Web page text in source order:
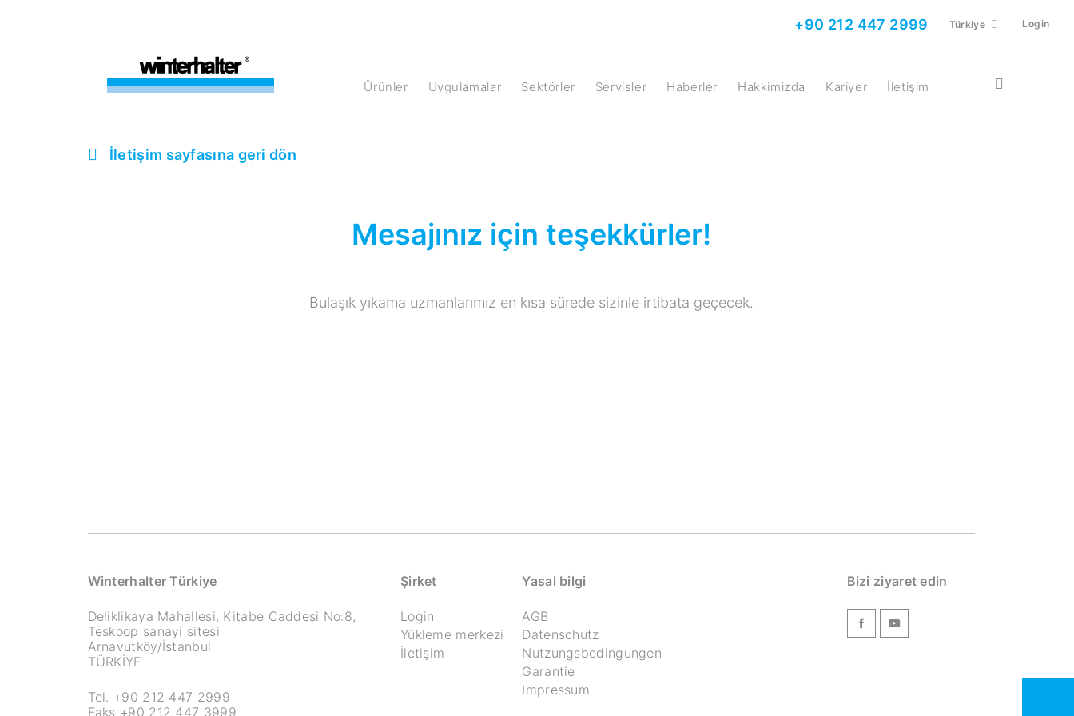
+90 212 447 2999 Türkiye Login
Ürünler Uygulamalar Sektörler Servisler Haberler Hakkimizda Kariyer İletişim
İletişim sayfasına geri dön
Mesajınız için teşekkürler!
Bulaşık yıkama uzmanlarımız en kısa sürede sizinle irtibata geçecek.
Winterhalter Türkiye
Deliklikaya Mahallesi, Kitabe Caddesi No:8,
Teskoop sanayi sitesi
Arnavutköy/İstanbul
TÜRKİYE
Tel. +90 212 447 2999
Faks +90 212 447 3999
Şirket
Login
Yükleme merkezi
İletişim
Yasal bilgi
AGB
Datenschutz
Nutzungsbedingungen
Garantie
Impressum
Bizi ziyaret edin